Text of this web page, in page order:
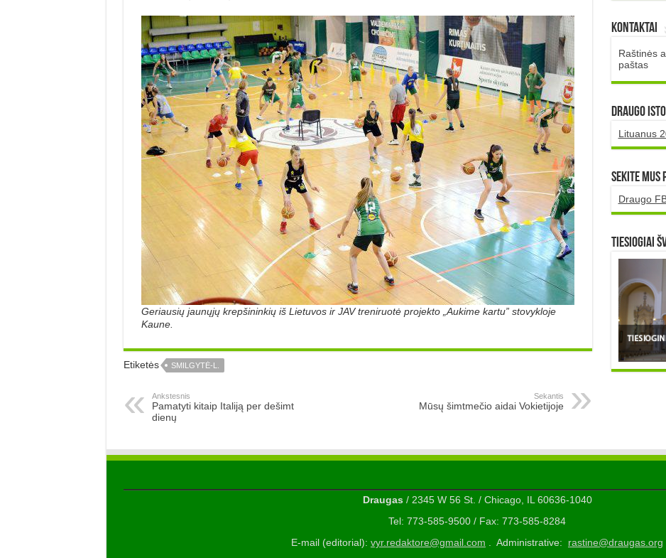
Geriausių jaunųjų krepšininkių iš Lietuvos ir JAV treniruotė projekto „Aukime kartu” stovykloje
Kaune.
Etiketės SMILGYTĖ-L.
Ankstesnis
Pamatyti kitaip Italiją per dešimt
dienų
Sekantis
Mūsų šimtmečio aidai Vokietijoje
Kontaktai
Raštinės
paštas
DRAUGO
Lituanus
Sekite mus
Draugo
TIESIOGIAI
Draugas/ 2345 W 56 St. / Chicago, IL 60636-1040
Tel: 773-585-9500 / Fax: 773-585-8284
E-mail (editorial): vyr.redaktore@gmail.com . Administrative: rastine@draugas.org